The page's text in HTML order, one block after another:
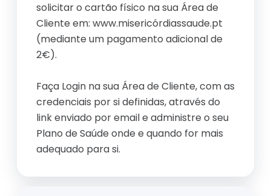
solicitar o cartão físico na sua Área de
Cliente em: www.misericórdiassaude.pt
(mediante um pagamento adicional de
2€).
Faça Login na sua Área de Cliente, com as
credenciais por si definidas, através do
link enviado por email e administre o seu
Plano de Saúde onde e quando for mais
adequado para si.